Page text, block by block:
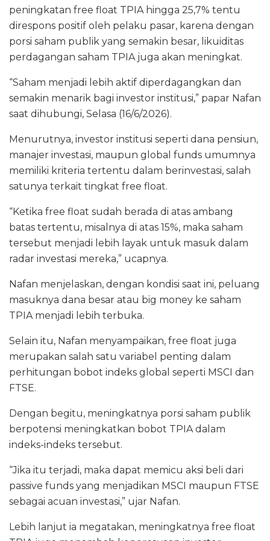
peningkatan free float TPIA hingga 25,7% tentu
direspons positif oleh pelaku pasar, karena dengan
porsi saham publik yang semakin besar, likuiditas
perdagangan saham TPIA juga akan meningkat.
“Saham menjadi lebih aktif diperdagangkan dan
semakin menarik bagi investor institusi,” papar Nafan
saat dihubungi, Selasa (16/6/2026).
Menurutnya, investor institusi seperti dana pensiun,
manajer investasi, maupun global funds umumnya
memiliki kriteria tertentu dalam berinvestasi, salah
satunya terkait tingkat free float.
“Ketika free float sudah berada di atas ambang
batas tertentu, misalnya di atas 15%, maka saham
tersebut menjadi lebih layak untuk masuk dalam
radar investasi mereka,” ucapnya.
Nafan menjelaskan, dengan kondisi saat ini, peluang
masuknya dana besar atau big money ke saham
TPIA menjadi lebih terbuka.
Selain itu, Nafan menyampaikan, free float juga
merupakan salah satu variabel penting dalam
perhitungan bobot indeks global seperti MSCI dan
FTSE.
Dengan begitu, meningkatnya porsi saham publik
berpotensi meningkatkan bobot TPIA dalam
indeks-indeks tersebut.
“Jika itu terjadi, maka dapat memicu aksi beli dari
passive funds yang menjadikan MSCI maupun FTSE
sebagai acuan investasi,” ujar Nafan.
Lebih lanjut ia megatakan, meningkatnya free float